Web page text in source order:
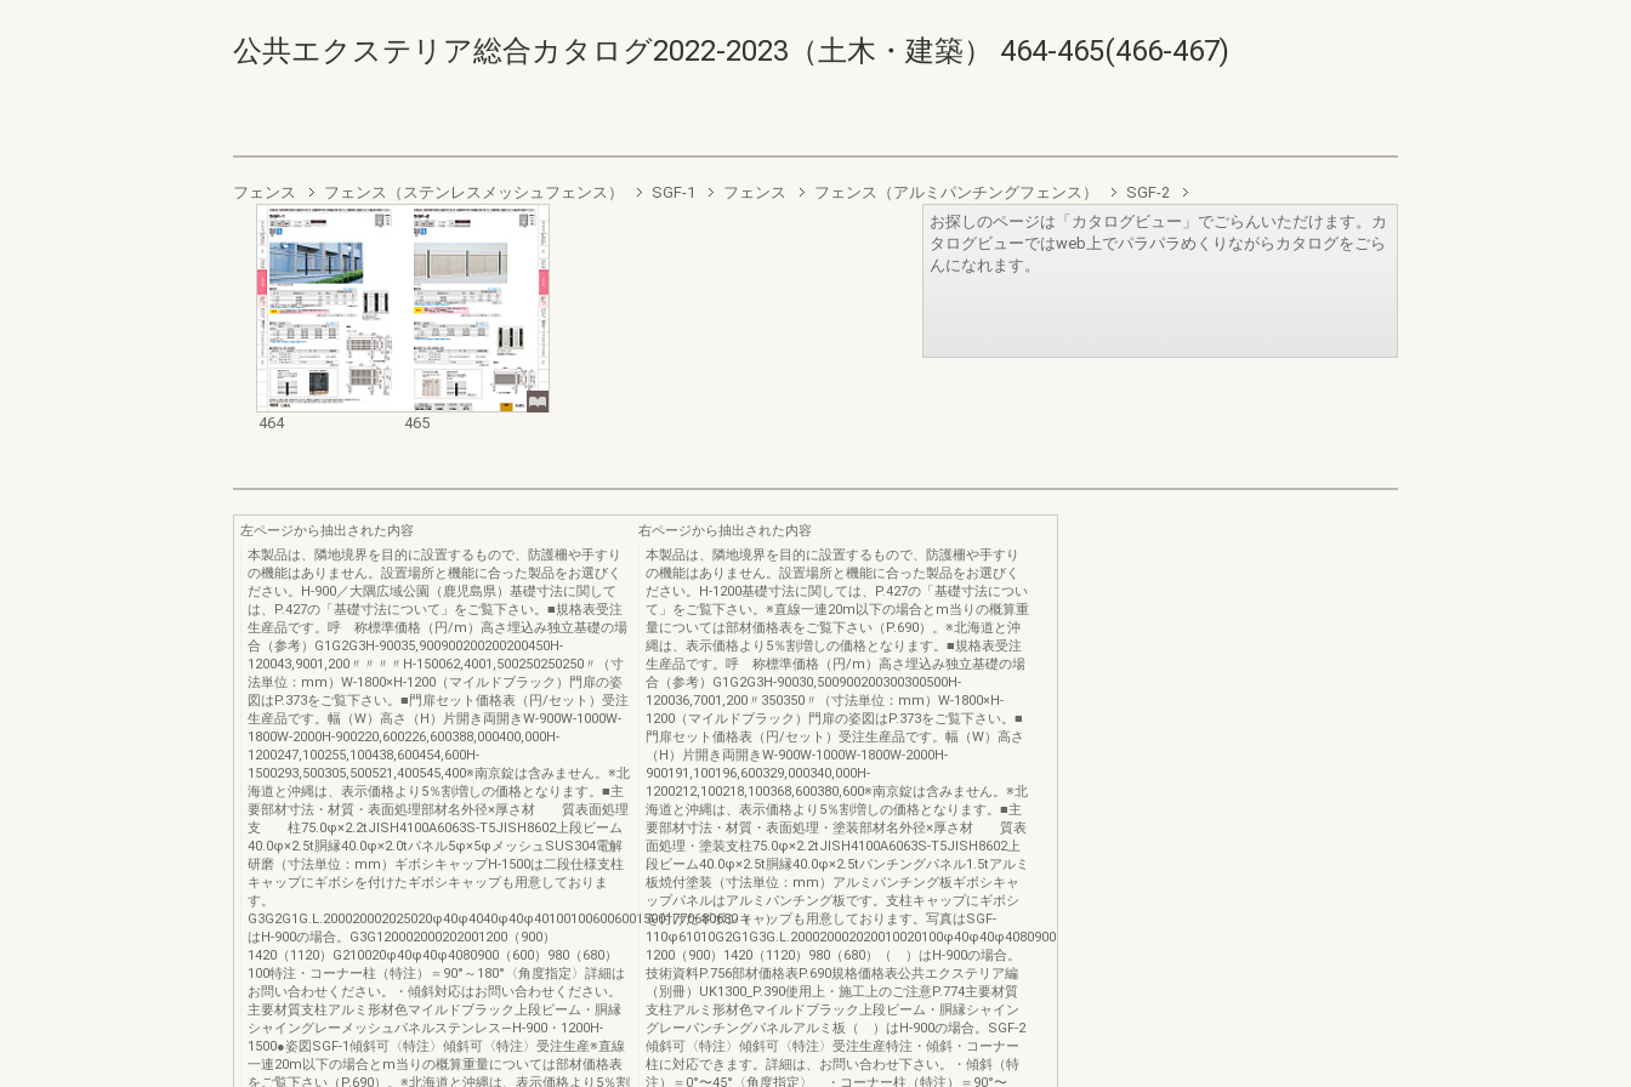
公共エクステリア総合カタログ2022-2023（土木・建築） 464-465(466-467)
フェンス フェンス（ステンレスメッシュフェンス） SGF-1 フェンス フェンス（アルミパンチングフェンス） SGF-2
464 465
お探しのページは「カタログビュー」でごらんいただけます。カ
タログビューではweb上でパラパラめくりながらカタログをごら
んになれます。
左ページから抽出された内容
本製品は、隣地境界を目的に設置するもので、防護柵や手すり
の機能はありません。設置場所と機能に合った製品をお選びく
ださい。H-900／大隅広域公園（鹿児島県）基礎寸法に関して
は、P.427の「基礎寸法について」をご覧下さい。■規格表受注
生産品です。呼 称標準価格（円/m）高さ埋込み独立基礎の場
合（参考）G1G2G3H-90035,900900200200200450H-
120043,9001,200〃〃〃〃H-150062,4001,500250250250〃（寸
法単位：mm）W-1800×H-1200（マイルドブラック）門扉の姿
図はP.373をご覧下さい。■門扉セット価格表（円/セット）受注
生産品です。幅（W）高さ（H）片開き両開きW-900W-1000W-
1800W-2000H-900220,600226,600388,000400,000H-
1200247,100255,100438,600454,600H-
1500293,500305,500521,400545,400※南京錠は含みません。※北
海道と沖縄は、表示価格より5％割増しの価格となります。■主
要部材寸法・材質・表面処理部材名外径×厚さ材 質表面処理
支 柱75.0φ×2.2tJISH4100A6063S-T5JISH8602上段ビーム
40.0φ×2.5t胴縁40.0φ×2.0tパネル5φ×5φメッシュSUS304電解
研磨（寸法単位：mm）ギボシキャップH-1500は二段仕様支柱
キャップにギボシを付けたギボシキャップも用意しておりま
す。
G3G2G1G.L.200020002025020φ40φ4040φ40φ4010010060060015001770680680（ ）
はH-900の場合。G3G120002000202001200（900）
1420（1120）G210020φ40φ40φ4080900（600）980（680）
100特注・コーナー柱（特注）＝90°～180°〈角度指定〉詳細は
お問い合わせください。・傾斜対応はお問い合わせください。
主要材質支柱アルミ形材色マイルドブラック上段ビーム・胴縁
シャイングレーメッシュパネルステンレス―H-900・1200H-
1500●姿図SGF-1傾斜可〈特注〉傾斜可〈特注〉受注生産※直線
一連20m以下の場合とm当りの概算重量については部材価格表
をご覧下さい（P.690）。※北海道と沖縄は、表示価格より5％割
右ページから抽出された内容
本製品は、隣地境界を目的に設置するもので、防護柵や手すり
の機能はありません。設置場所と機能に合った製品をお選びく
ださい。H-1200基礎寸法に関しては、P.427の「基礎寸法につい
て」をご覧下さい。※直線一連20m以下の場合とm当りの概算重
量については部材価格表をご覧下さい（P.690）。※北海道と沖
縄は、表示価格より5％割増しの価格となります。■規格表受注
生産品です。呼 称標準価格（円/m）高さ埋込み独立基礎の場
合（参考）G1G2G3H-90030,500900200300300500H-
120036,7001,200〃350350〃（寸法単位：mm）W-1800×H-
1200（マイルドブラック）門扉の姿図はP.373をご覧下さい。■
門扉セット価格表（円/セット）受注生産品です。幅（W）高さ
（H）片開き両開きW-900W-1000W-1800W-2000H-
900191,100196,600329,000340,000H-
1200212,100218,100368,600380,600※南京錠は含みません。※北
海道と沖縄は、表示価格より5％割増しの価格となります。■主
要部材寸法・材質・表面処理・塗装部材名外径×厚さ材 質表
面処理・塗装支柱75.0φ×2.2tJISH4100A6063S-T5JISH8602上
段ビーム40.0φ×2.5t胴縁40.0φ×2.5tパンチングパネル1.5tアルミ
板焼付塗装（寸法単位：mm）アルミパンチング板ギボシキャ
ップパネルはアルミパンチング板です。支柱キャップにギボシ
を付けたギボシキャップも用意しております。写真はSGF-
110φ61010G2G1G3G.L.200020002020010020100φ40φ40φ4080900（600）
1200（900）1420（1120）980（680）（ ）はH-900の場合。
技術資料P.756部材価格表P.690規格価格表公共エクステリア編
（別冊）UK1300_P.390使用上・施工上のご注意P.774主要材質
支柱アルミ形材色マイルドブラック上段ビーム・胴縁シャイン
グレーパンチングパネルアルミ板（ ）はH-900の場合。SGF-2
傾斜可〈特注〉傾斜可〈特注〉受注生産特注・傾斜・コーナー
柱に対応できます。詳細は、お問い合わせ下さい。・傾斜（特
注）＝0°〜45°〈角度指定〉 ・コーナー柱（特注）＝90°〜